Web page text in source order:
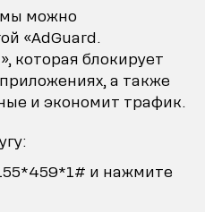
можно
«AdGuard.
которая блокирует
а также
и экономит трафик.
и нажмите